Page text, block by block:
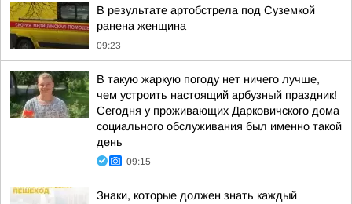
В результате артобстрела под Суземкой
ранена женщина
09:23
В такую жаркую погоду нет ничего лучше,
чем устроить настоящий арбузный праздник!
Сегодня у проживающих Дарковичского дома
социального обслуживания был именно такой
день
09:15
Знаки, которые должен знать каждый